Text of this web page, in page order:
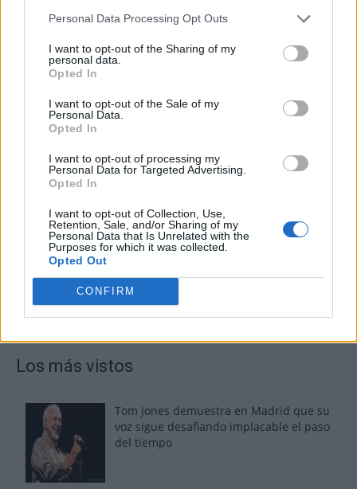
Personal Data Processing Opt Outs
I want to opt-out of the Sharing of my
personal data.
Opted In
I want to opt-out of the Sale of my
Personal Data.
Opted In
I want to opt-out of processing my
Personal Data for Targeted Advertising.
Opted In
I want to opt-out of Collection, Use,
Retention, Sale, and/or Sharing of my
Personal Data that Is Unrelated with the
Purposes for which it was collected.
Opted Out
CONFIRM
Los más vistos
Tom Jones demuestra en Madrid que su
voz sigue desafiando implacable el paso
del tiempo